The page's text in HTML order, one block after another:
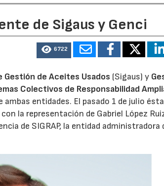
de Sigaus y Genci
6722
Gestión de Aceites Usados (Sigaus) y
Colectivos de Responsabilidad
ambas entidades. El pasado 1 de julio
la representación de Gabriel López
de SIGRAP, la entidad administradora
28/07/2026 30/07/